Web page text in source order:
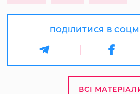
ПОДІЛИТИСЯ В
ВСІ